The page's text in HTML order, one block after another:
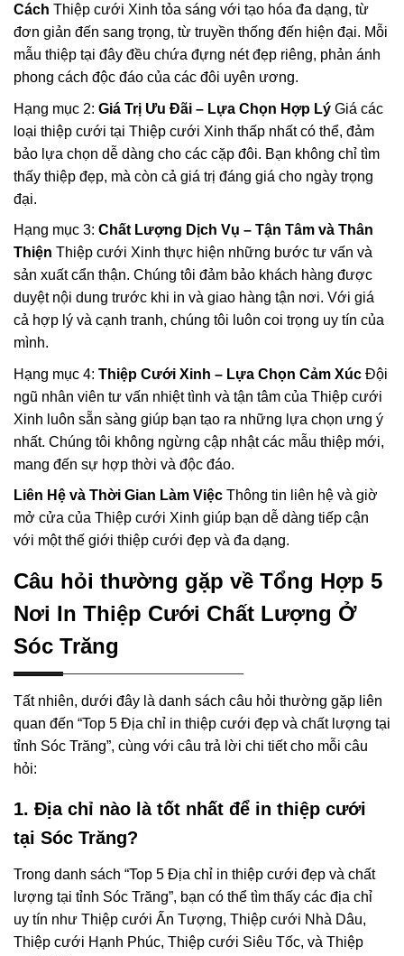
Cách Thiệp cưới Xinh tỏa sáng với tạo hóa đa dạng, từ
đơn giản đến sang trọng, từ truyền thống đến hiện đại. Mỗi
mẫu thiệp tại đây đều chứa đựng nét đẹp riêng, phản ánh
phong cách độc đáo của các đôi uyên ương.
Hạng mục 2: Giá Trị Ưu Đãi – Lựa Chọn Hợp Lý Giá các
loại thiệp cưới tại Thiệp cưới Xinh thấp nhất có thể, đảm
bảo lựa chọn dễ dàng cho các cặp đôi. Bạn không chỉ tìm
thấy thiệp đẹp, mà còn cả giá trị đáng giá cho ngày trọng
đại.
Hạng mục 3: Chất Lượng Dịch Vụ – Tận Tâm và Thân
Thiện Thiệp cưới Xinh thực hiện những bước tư vấn và
sản xuất cẩn thận. Chúng tôi đảm bảo khách hàng được
duyệt nội dung trước khi in và giao hàng tận nơi. Với giá
cả hợp lý và cạnh tranh, chúng tôi luôn coi trọng uy tín của
mình.
Hạng mục 4: Thiệp Cưới Xinh – Lựa Chọn Cảm Xúc Đội
ngũ nhân viên tư vấn nhiệt tình và tận tâm của Thiệp cưới
Xinh luôn sẵn sàng giúp bạn tạo ra những lựa chọn ưng ý
nhất. Chúng tôi không ngừng cập nhật các mẫu thiệp mới,
mang đến sự hợp thời và độc đáo.
Liên Hệ và Thời Gian Làm Việc Thông tin liên hệ và giờ
mở cửa của Thiệp cưới Xinh giúp bạn dễ dàng tiếp cận
với một thế giới thiệp cưới đẹp và đa dạng.
Câu hỏi thường gặp về Tổng Hợp 5
Nơi In Thiệp Cưới Chất Lượng Ở
Sóc Trăng
Tất nhiên, dưới đây là danh sách câu hỏi thường gặp liên
quan đến “Top 5 Địa chỉ in thiệp cưới đẹp và chất lượng tại
tỉnh Sóc Trăng”, cùng với câu trả lời chi tiết cho mỗi câu
hỏi:
1. Địa chỉ nào là tốt nhất để in thiệp cưới
tại Sóc Trăng?
Trong danh sách “Top 5 Địa chỉ in thiệp cưới đẹp và chất
lượng tại tỉnh Sóc Trăng”, bạn có thể tìm thấy các địa chỉ
uy tín như Thiệp cưới Ấn Tượng, Thiệp cưới Nhà Dâu,
Thiệp cưới Hạnh Phúc, Thiệp cưới Siêu Tốc, và Thiệp